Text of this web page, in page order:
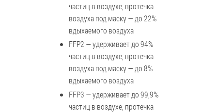
частиц в воздухе, протечка
воздуха под маску — до 22%
вдыхаемого воздуха
FFP2 — удерживает до 94%
частиц в воздухе, протечка
воздуха под маску — до 8%
вдыхаемого воздуха
FFP3 — удерживает до 99,9%
частиц в воздухе, протечка